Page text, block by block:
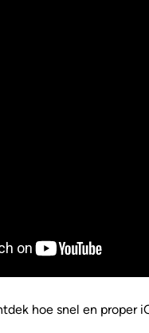
hoe snel en proper